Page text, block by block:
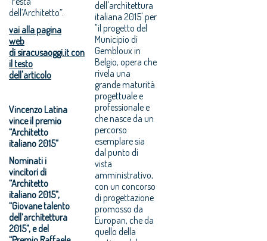
dell’Architetto”.
vai alla pagina
web
di siracusaoggi.it con
il testo
dell'articolo
Vincenzo Latina
vince il premio
“Architetto
italiano 2015”
Nominati i
vincitori di
“Architetto
italiano 2015”,
“Giovane talento
dell’architettura
2015”, e del
dell'architettura
italiana 2015' per
"il progetto del
Municipio di
Gembloux in
Belgio, opera che
rivela una
grande maturità
progettuale e
professionale e
che nasce da un
percorso
esemplare sia
dal punto di
vista
amministrativo,
con un concorso
di progettazione
promosso da
Europan, che da
quello della